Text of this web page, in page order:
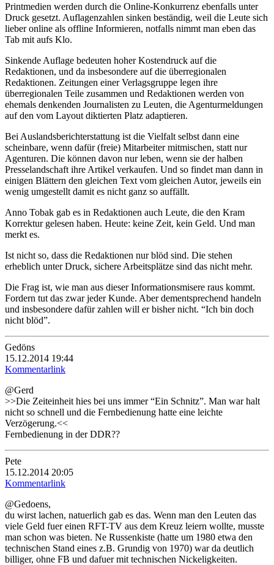
Printmedien werden durch die Online-Konkurrenz ebenfalls unter
Druck gesetzt. Auflagenzahlen sinken beständig, weil die Leute sich
lieber online als offline Informieren, notfalls nimmt man eben das
Tab mit aufs Klo.
Sinkende Auflage bedeuten hoher Kostendruck auf die
Redaktionen, und da insbesondere auf die überregionalen
Redaktionen. Zeitungen einer Verlagsgruppe legen ihre
überregionalen Teile zusammen und Redaktionen werden von
ehemals denkenden Journalisten zu Leuten, die Agenturmeldungen
auf den vom Layout diktierten Platz adaptieren.
Bei Auslandsberichterstattung ist die Vielfalt selbst dann eine
scheinbare, wenn dafür (freie) Mitarbeiter mitmischen, statt nur
Agenturen. Die können davon nur leben, wenn sie der halben
Presselandschaft ihre Artikel verkaufen. Und so findet man dann in
einigen Blättern den gleichen Text vom gleichen Autor, jeweils ein
wenig umgestellt damit es nicht ganz so auffällt.
Anno Tobak gab es in Redaktionen auch Leute, die den Kram
Korrektur gelesen haben. Heute: keine Zeit, kein Geld. Und man
merkt es.
Ist nicht so, dass die Redaktionen nur blöd sind. Die stehen
erheblich unter Druck, sichere Arbeitsplätze sind das nicht mehr.
Die Frag ist, wie man aus dieser Informationsmisere raus kommt.
Fordern tut das zwar jeder Kunde. Aber dementsprechend handeln
und insbesondere dafür zahlen will er bisher nicht. “Ich bin doch
nicht blöd”.
Gedöns
15.12.2014 19:44
Kommentarlink
@Gerd
>>Die Zeiteinheit hies bei uns immer “Ein Schnitz”. Man war halt
nicht so schnell und die Fernbedienung hatte eine leichte
Verzögerung.<<
Fernbedienung in der DDR??
Pete
15.12.2014 20:05
Kommentarlink
@Gedoens,
du wirst lachen, natuerlich gab es das. Wenn man den Leuten das
viele Geld fuer einen RFT-TV aus dem Kreuz leiern wollte, musste
man schon was bieten. Ne Russenkiste (hatte um 1980 etwa den
technischen Stand eines z.B. Grundig von 1970) war da deutlich
billiger, ohne FB und dafuer mit technischen Nickeligkeiten.